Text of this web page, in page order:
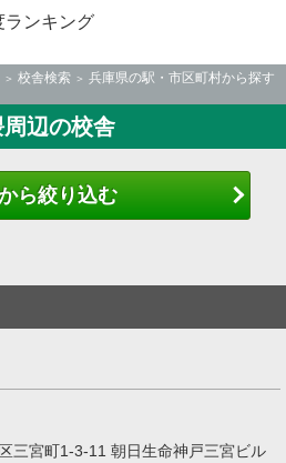
ランキング
校舎検索
兵庫県の駅・市区町村から探す
辺の校舎
ら絞り込む
三宮町1-3-11 朝日生命神戸三宮ビル